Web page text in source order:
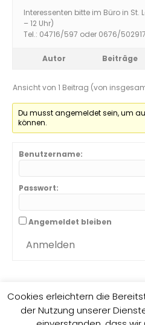
Interessenten bitte im Büro in St.
– 12 Uhr)
Tel.: 04716/597 oder 0676/
Autor Beiträge
Ansicht von 1 Beitrag (von
Du musst angemeldet sein, um
können.
Benutzername:
Passwort:
Angemeldet bleiben
Anmelden
Impressum
Cookies erleichtern die
der Nutzung unserer